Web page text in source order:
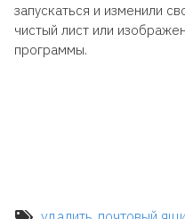
запускаться и изменили
чистый лист или
программы.